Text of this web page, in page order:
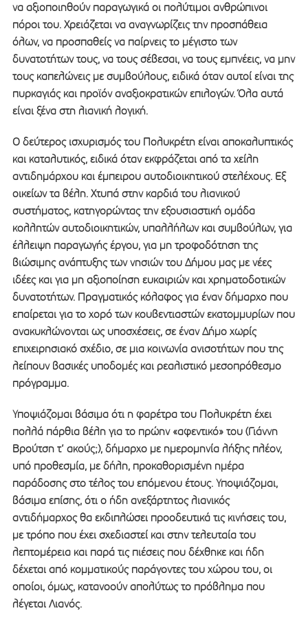
να αξιοποιηθούν παραγωγικά οι πολύτιμοι ανθρώπινοι
πόροι του. Χρειάζεται να αναγνωρίζεις την προσπάθεια
όλων, να προσπαθείς να παίρνεις το μέγιστο των
δυνατοτήτων τους, να τους σέβεσαι, να τους εμπνέεις, να μην
τους καπελώνεις με συμβούλους, ειδικά όταν αυτοί είναι της
πυρκαγιάς και προϊόν αναξιοκρατικών επιλογών. Όλα αυτά
είναι ξένα στη λιανική λογική.
Ο δεύτερος ισχυρισμός του Πολυκρέτη είναι αποκαλυπτικός
και καταλυτικός, ειδικά όταν εκφράζεται από τα χείλη
αντιδημάρχου και έμπειρου αυτοδιοικητικού στελέχους. Εξ
οικείων τα βέλη. Χτυπά στην καρδιά του λιανικού
συστήματος, κατηγορώντας την εξουσιαστική ομάδα
κολλητών αυτοδιοικητικών, υπαλλήλων και συμβούλων, για
έλλειψη παραγωγής έργου, για μη τροφοδότηση της
βιώσιμης ανάπτυξης των νησιών του Δήμου μας με νέες
ιδέες και για μη αξιοποίηση ευκαιριών και χρηματοδοτικών
δυνατοτήτων. Πραγματικός κόλαφος για έναν δήμαρχο που
επαίρεται για το χορό των κουβεντιαστών εκατομμυρίων που
ανακυκλώνονται ως υποσχέσεις, σε έναν Δήμο χωρίς
επιχειρησιακό σχέδιο, σε μια κοινωνία ανισοτήτων που της
λείπουν βασικές υποδομές και ρεαλιστικό μεσοπρόθεσμο
πρόγραμμα.
Υποψιάζομαι βάσιμα ότι η φαρέτρα του Πολυκρέτη έχει
πολλά πάρθια βέλη για το πρώην «αφεντικό» του (Γιάννη
Βρούτση τ’ ακούς;), δήμαρχο με ημερομηνία λήξης πλέον,
υπό προθεσμία, με δήλη, προκαθορισμένη ημέρα
παράδοσης στο τέλος του επόμενου έτους. Υποψιάζομαι,
βάσιμα επίσης, ότι ο ήδη ανεξάρτητος λιανικός
αντιδήμαρχος θα εκδιπλώσει προοδευτικά τις κινήσεις του,
με τρόπο που έχει σχεδιαστεί και στην τελευταία του
λεπτομέρεια και παρά τις πιέσεις που δέχθηκε και ήδη
δέχεται από κομματικούς παράγοντες του χώρου του, οι
οποίοι, όμως, κατανοούν απολύτως το πρόβλημα που
λέγεται Λιανός.